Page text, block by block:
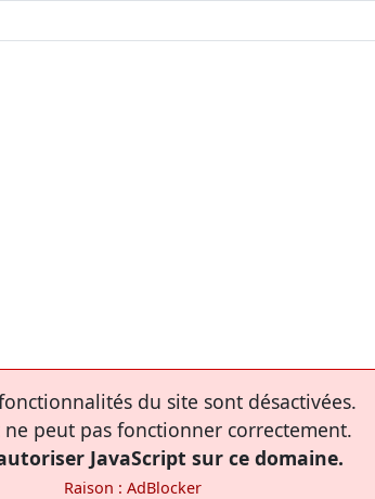
du site sont désactivées.
ne peut pas fonctionner correctement.
JavaScript sur ce domaine.
Raison : AdBlocker